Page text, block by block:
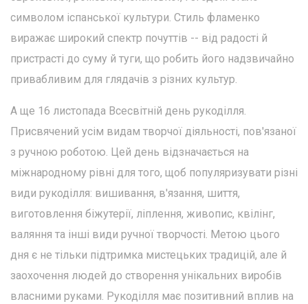
символом іспанської культури. Стиль фламенко
виражає широкий спектр почуттів -- від радості й
пристрасті до суму й туги, що робить його надзвичайно
привабливим для глядачів з різних культур.
А ще 16 листопада Всесвітній день рукоділля.
Присвячений усім видам творчої діяльності, пов'язаної
з ручною роботою. Цей день відзначається на
міжнародному рівні для того, щоб популяризувати різні
види рукоділля: вишивання, в'язання, шиття,
виготовлення біжутерії, ліплення, живопис, квілінг,
валяння та інші види ручної творчості. Метою цього
дня є не тільки підтримка мистецьких традицій, але й
заохочення людей до створення унікальних виробів
власними руками. Рукоділля має позитивний вплив на